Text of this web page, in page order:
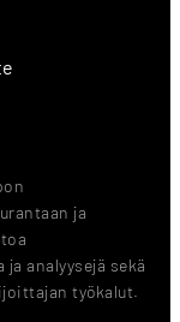
ja
analyysejä sekä
työkalut.